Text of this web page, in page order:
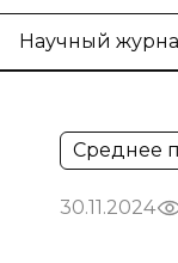
Научный
Среднее
30.11.2024